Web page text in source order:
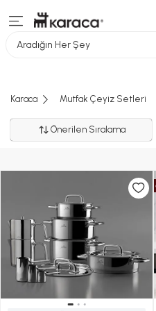
Aradığın Her Şey
Karaca Mutfak Çeyiz Setleri
Önerilen Sıralama